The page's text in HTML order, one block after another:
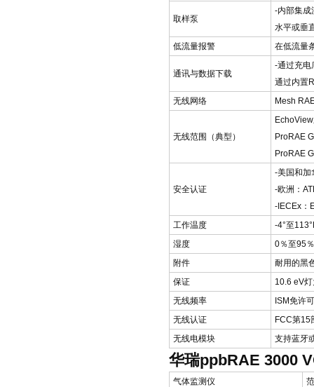
取样泵
-内部集成
水平或垂
低流量报警
在低流量
通讯与数据下载
-通过充
通过内置
无线网络
Mesh
无线范围（典型）
ProRAE
ProRAE
安全认证
-美国和加
-欧洲：
-IECEx：
工作温度
-4°至
湿度
0％至95
附件
耐用的黑
保证
10.6 eV
无线频率
ISM免许
无线认证
FCC第15
无线电模块
支持蓝牙
华瑞ppbRAE 3000
气体监测仪